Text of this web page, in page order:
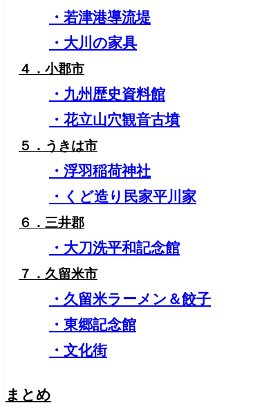
・若津港導流堤
・大川の家具
４．小郡市
・九州歴史資料館
・花立山穴観音古墳
５．うきは市
・浮羽稲荷神社
・くど造り民家平川家
６．三井郡
・大刀洗平和記念館
７．久留米市
・久留米ラーメン＆餃子
・東郷記念館
・文化街
まとめ